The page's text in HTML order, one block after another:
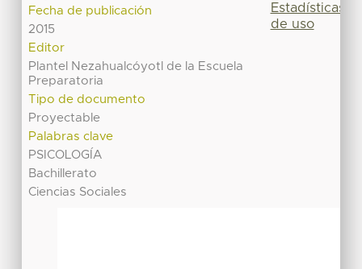
Fecha de publicación
2015
Editor
Plantel Nezahualcóyotl de la Escuela
Preparatoria
Tipo de documento
Proyectable
Palabras clave
PSICOLOGÍA
Bachillerato
Ciencias Sociales
Estadísticas
de uso